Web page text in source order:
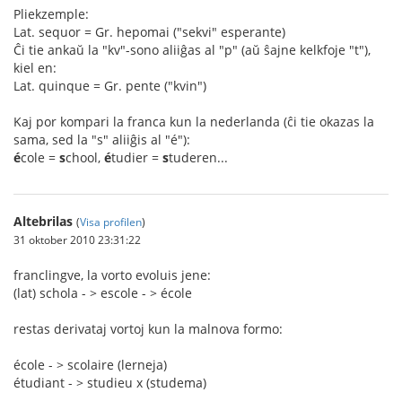
Pliekzemple:
Lat. sequor = Gr. hepomai ("sekvi" esperante)
Ĉi tie ankaŭ la "kv"-sono aliiĝas al "p" (aŭ ŝajne kelkfoje "t"),
kiel en:
Lat. quinque = Gr. pente ("kvin")
Kaj por kompari la franca kun la nederlanda (ĉi tie okazas la
sama, sed la "s" aliiĝis al "é"):
école = school, étudier = studeren...
Altebrilas (Visa profilen)
31 oktober 2010 23:31:22
franclingve, la vorto evoluis jene:
(lat) schola - > escole - > école
restas derivataj vortoj kun la malnova formo:
école - > scolaire (lerneja)
étudiant - > studieu x (studema)